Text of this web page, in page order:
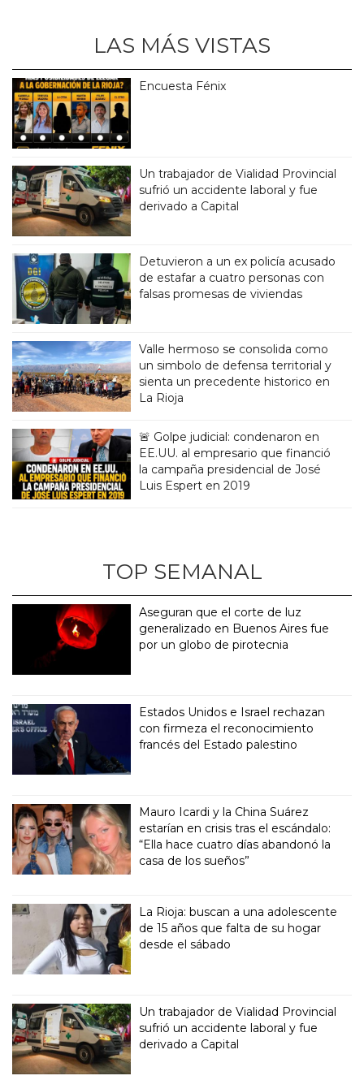
LAS MÁS VISTAS
Encuesta Fénix
Un trabajador de Vialidad Provincial
sufrió un accidente laboral y fue
derivado a Capital
Detuvieron a un ex policía acusado
de estafar a cuatro personas con
falsas promesas de viviendas
Valle hermoso se consolida como
un simbolo de defensa territorial y
sienta un precedente historico en
La Rioja
🚨 Golpe judicial: condenaron en
EE.UU. al empresario que financió
la campaña presidencial de José
Luis Espert en 2019
TOP SEMANAL
Aseguran que el corte de luz
generalizado en Buenos Aires fue
por un globo de pirotecnia
Estados Unidos e Israel rechazan
con firmeza el reconocimiento
francés del Estado palestino
Mauro Icardi y la China Suárez
estarían en crisis tras el escándalo:
“Ella hace cuatro días abandonó la
casa de los sueños”
La Rioja: buscan a una adolescente
de 15 años que falta de su hogar
desde el sábado
Un trabajador de Vialidad Provincial
sufrió un accidente laboral y fue
derivado a Capital